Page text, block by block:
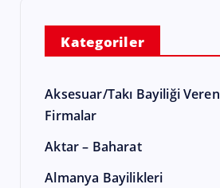
Kategoriler
Aksesuar/Takı Bayiliği Veren
Firmalar
Aktar – Baharat
Almanya Bayilikleri